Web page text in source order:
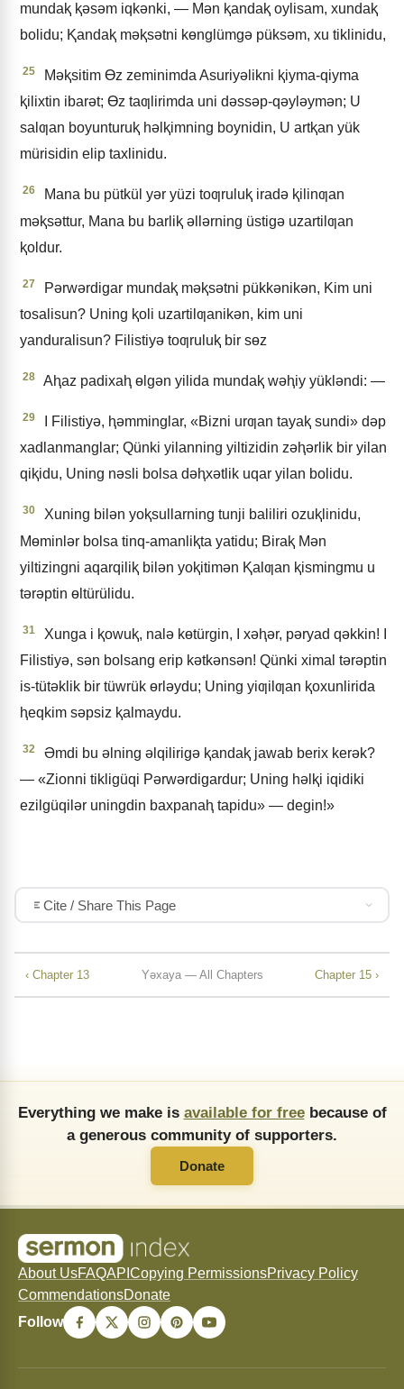
mundaⱪ ⱪǝsǝm iqkǝnki, — Mǝn ⱪandaⱪ oylisam, xundaⱪ
bolidu; Ⱪandaⱪ mǝⱪsǝtni kɵnglümgǝ püksǝm, xu tiklinidu,
25
Mǝⱪsitim Ɵz zeminimda Asuriyǝlikni ⱪiyma-qiyma
ⱪilixtin ibarǝt; Ɵz taƣlirimda uni dǝssǝp-qǝylǝymǝn; U
salƣan boyunturuⱪ hǝlⱪimning boynidin, U artⱪan yük
mürisidin elip taxlinidu.
26
Mana bu pütkül yǝr yüzi toƣruluⱪ iradǝ ⱪilinƣan
mǝⱪsǝttur, Mana bu barliⱪ ǝllǝrning üstigǝ uzartilƣan
ⱪoldur.
27
Pǝrwǝrdigar mundaⱪ mǝⱪsǝtni pükkǝnikǝn, Kim uni
tosalisun? Uning ⱪoli uzartilƣanikǝn, kim uni
yanduralisun? Filistiyǝ toƣruluⱪ bir sɵz
28 Aⱨaz padixaⱨ ɵlgǝn yilida mundaⱪ wǝⱨiy yüklǝndi: —
29
I Filistiyǝ, ⱨǝmminglar, «Bizni urƣan tayaⱪ sundi» dǝp
xadlanmanglar; Qünki yilanning yiltizidin zǝⱨǝrlik bir yilan
qiⱪidu, Uning nǝsli bolsa dǝⱨxǝtlik uqar yilan bolidu.
30
Xuning bilǝn yoⱪsullarning tunji baliliri ozuⱪlinidu,
Mɵminlǝr bolsa tinq-amanliⱪta yatidu; Biraⱪ Mǝn
yiltizingni aqarqiliⱪ bilǝn yoⱪitimǝn Ⱪalƣan ⱪismingmu u
tǝrǝptin ɵltürülidu.
31
Xunga i ⱪowuⱪ, nalǝ kɵtürgin, I xǝⱨǝr, pǝryad qǝkkin! I
Filistiyǝ, sǝn bolsang erip kǝtkǝnsǝn! Qünki ximal tǝrǝptin
is-tütǝklik bir tüwrük ɵrlǝydu; Uning yiƣilƣan ⱪoxunlirida
ⱨeqkim sǝpsiz ⱪalmaydu.
32
Əmdi bu ǝlning ǝlqilirigǝ ⱪandaⱪ jawab berix kerǝk?
— «Zionni tikligüqi Pǝrwǝrdigardur; Uning hǝlⱪi iqidiki
ezilgüqilǝr uningdin baxpanaⱨ tapidu» — degin!»
Cite / Share This Page
‹ Chapter 13 Yǝxaya — All Chapters Chapter 15 ›
Everything we make is available for freebecause of
a generous community of supporters.
Donate
About UsFAQAPI Copying PermissionsPrivacy Policy
CommendationsDonate
Follow